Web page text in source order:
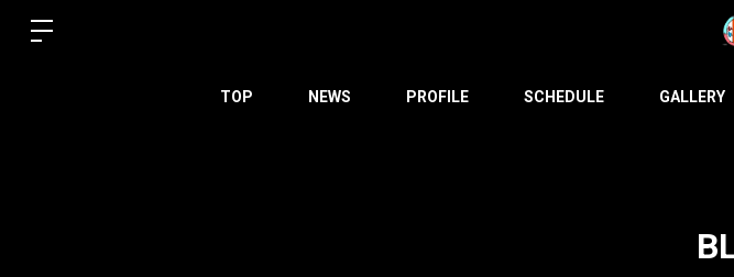
TOP NEWS PROFILE SCHEDULE GALLERY